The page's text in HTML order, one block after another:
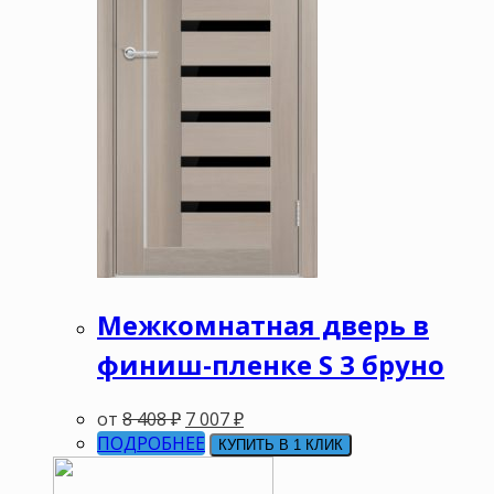
Межкомнатная дверь в
финиш-пленке S 3 бруно
от 8 408₽ 7 007₽
ПОДРОБНЕЕ
КУПИТЬ В 1 КЛИК